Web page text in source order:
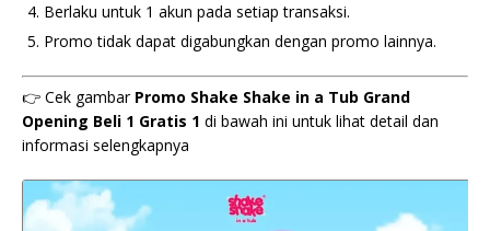
Berlaku untuk 1 akun pada setiap transaksi.
Promo tidak dapat digabungkan dengan promo lainnya.
👉 Cek gambar Promo Shake Shake in a Tub Grand
Opening Beli 1 Gratis 1 di bawah ini untuk lihat detail dan
informasi selengkapnya